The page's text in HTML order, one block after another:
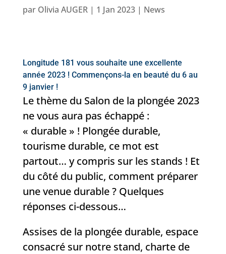
par Olivia AUGER| 1 Jan 2023| News
Longitude 181 vous souhaite une excellente
année 2023 ! Commençons-la en beauté du 6 au
9 janvier !
Le thème du Salon de la plongée 2023
ne vous aura pas échappé :
« durable » ! Plongée durable,
tourisme durable, ce mot est
partout… y compris sur les stands ! Et
du côté du public, comment préparer
une venue durable ? Quelques
réponses ci-dessous…
Assises de la plongée durable, espace
consacré sur notre stand, charte de